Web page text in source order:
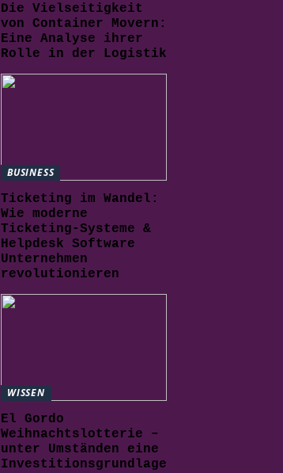
Die Vielseitigkeit
von Container Movern:
Eine Analyse ihrer
Rolle in der Logistik
BUSINESS
Ticketing im Wandel:
Wie moderne
Ticketing-Systeme &
Helpdesk Software
Unternehmen
revolutionieren
WISSEN
El Gordo
Weihnachtslotterie –
unter Umständen eine
Investitionsgrundlage